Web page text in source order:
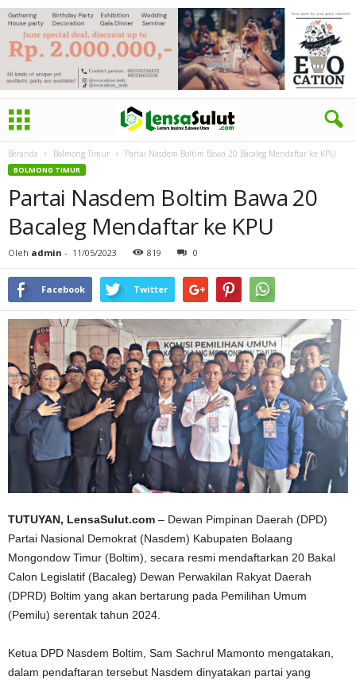
Beranda Bolmong Timur Partai Nasdem Boltim Bawa 20 Bacaleg Mendaftar ke KPU
BOLMONG TIMUR
Partai Nasdem Boltim Bawa 20
Bacaleg Mendaftar ke KPU
Oleh admin - 11/05/2023 819 0
Facebook Twitter
TUTUYAN, LensaSulut.com – Dewan Pimpinan Daerah (DPD)
Partai Nasional Demokrat (Nasdem) Kabupaten Bolaang
Mongondow Timur (Boltim), secara resmi mendaftarkan 20 Bakal
Calon Legislatif (Bacaleg) Dewan Perwakilan Rakyat Daerah
(DPRD) Boltim yang akan bertarung pada Pemilihan Umum
(Pemilu) serentak tahun 2024.
Ketua DPD Nasdem Boltim, Sam Sachrul Mamonto mengatakan,
dalam pendaftaran tersebut Nasdem dinyatakan partai yang